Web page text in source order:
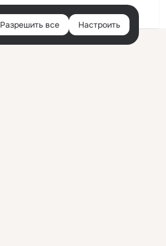
Войти
Разрешить все Настроить